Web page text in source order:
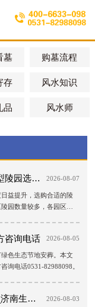
墓 购墓流程
存 风水知识
品 风水师
济南陵园价格解析：影响因素与不同类型陵园选购指南 2026-08-07
益提升，选购合适的陵
园数量较多，各园区在
型、所在区域、占地面
断。济南陵园咨询电
咨询电话 2026-08-05
色生态节地安葬。本文
询电话0531-82988098。
海葬树葬生态葬哪个好？推荐哪种葬式_济南生态葬补贴与选择指南【济南陵园网】 2026-08-03